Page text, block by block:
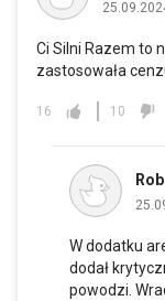
Ci Silni Razem to
zastosowała
16 10
W dodatku
dodał
powodzi.